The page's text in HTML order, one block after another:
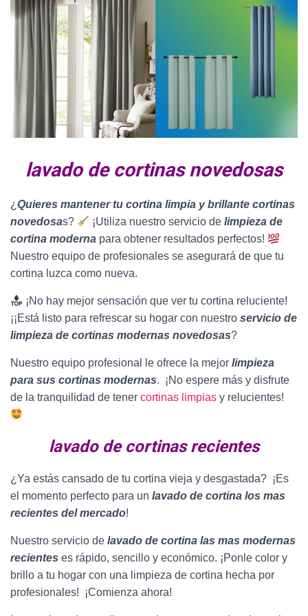
lavado de cortinas novedosas
¿ Quieres mantener tu cortina limpia y brillante cortinas
novedosas? ¡Utiliza nuestro servicio de limpieza de
cortina moderna para obtener resultados perfectos!
Nuestro equipo de profesionales se asegurará de que tu
cortina luzca como nueva.
¡No hay mejor sensación que ver tu cortina reluciente!
¡¡Está listo para refrescar su hogar con nuestro servicio de
limpieza de cortinas modernas novedosas?
Nuestro equipo profesional le ofrece la mejor limpieza
para sus cortinas modernas. ¡No espere más y disfrute
de la tranquilidad de tener cortinas limpias y relucientes!
lavado de cortinas recientes
¿Ya estás cansado de tu cortina vieja y desgastada? ¡Es
el momento perfecto para un lavado de cortina los mas
recientes del mercado!
Nuestro servicio de lavado de cortina las mas modernas
recientes es rápido, sencillo y económico. ¡Ponle color y
brillo a tu hogar con una limpieza de cortina hecha por
profesionales! ¡Comienza ahora!